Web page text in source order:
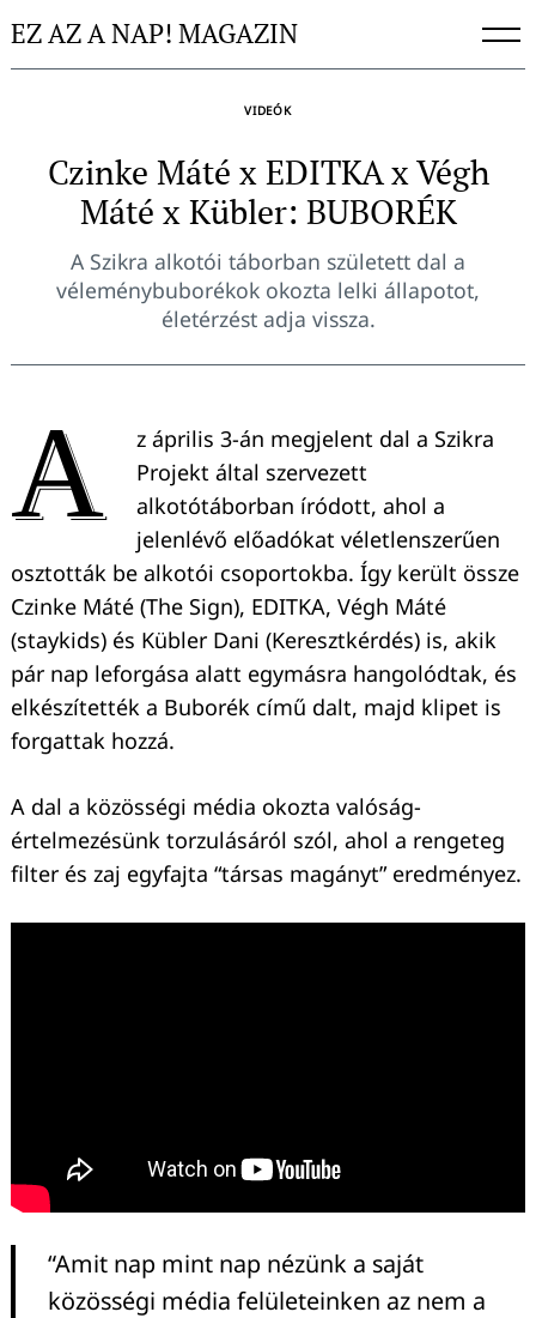
toEZ AZ A NAP! MAGAZIN
VIDEÓK
Czinke Máté x EDITKA x Végh
Máté x Kübler: BUBORÉK
A Szikra alkotói táborban született dal a
véleménybuborékok okozta lelki állapotot,
életérzést adja vissza.
A
z április 3-án megjelent dal a Szikra
Projekt által szervezett
alkotótáborban íródott, ahol a
jelenlévő előadókat véletlenszerűen
osztották be alkotói csoportokba. Így került össze
Czinke Máté (The Sign), EDITKA, Végh Máté
(staykids) és Kübler Dani (Keresztkérdés) is, akik
pár nap leforgása alatt egymásra hangolódtak, és
elkészítették a Buborék című dalt, majd klipet is
forgattak hozzá.
A dal a közösségi média okozta valóság-
értelmezésünk torzulásáról szól, ahol a rengeteg
filter és zaj egyfajta “társas magányt” eredményez.
“Amit nap mint nap nézünk a saját
közösségi média felületeinken az nem a